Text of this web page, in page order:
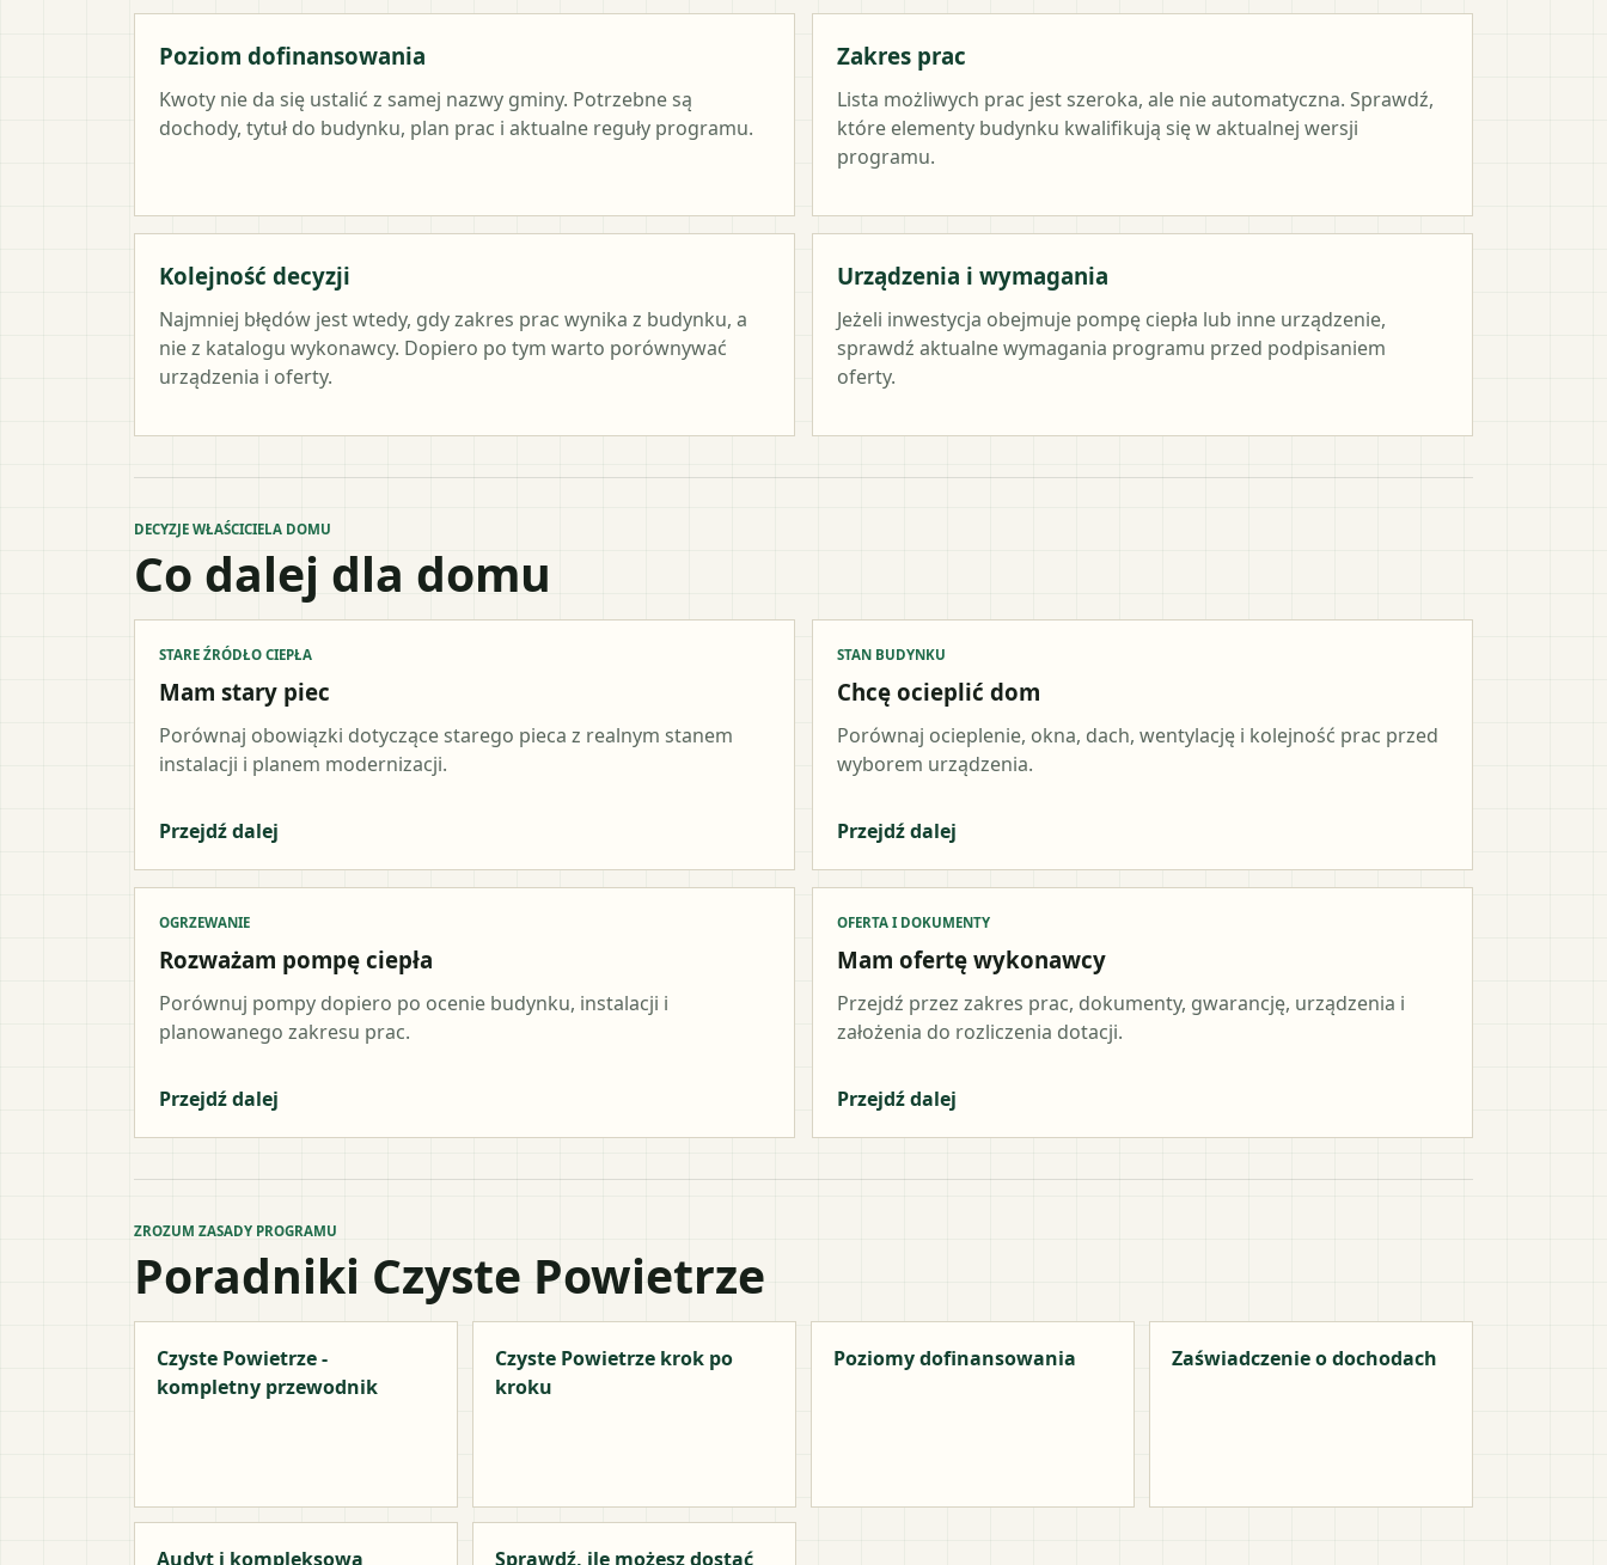
Poziom dofinansowania
Kwoty nie da się ustalić z samej nazwy gminy. Potrzebne są
dochody, tytuł do budynku, plan prac i aktualne reguły programu.
Zakres prac
Lista możliwych prac jest szeroka, ale nie automatyczna. Sprawdź,
które elementy budynku kwalifikują się w aktualnej wersji
programu.
Kolejność decyzji
Najmniej błędów jest wtedy, gdy zakres prac wynika z budynku, a
nie z katalogu wykonawcy. Dopiero po tym warto porównywać
urządzenia i oferty.
Urządzenia i wymagania
Jeżeli inwestycja obejmuje pompę ciepła lub inne urządzenie,
sprawdź aktualne wymagania programu przed podpisaniem
oferty.
DECYZJE WŁAŚCICIELA DOMU
Co dalej dla domu
STARE ŹRÓDŁO CIEPŁA
Mam stary piec
Porównaj obowiązki dotyczące starego pieca z realnym stanem
instalacji i planem modernizacji.
Przejdź dalej
STAN BUDYNKU
Chcę ocieplić dom
Porównaj ocieplenie, okna, dach, wentylację i kolejność prac przed
wyborem urządzenia.
Przejdź dalej
OGRZEWANIE
Rozważam pompę ciepła
Porównuj pompy dopiero po ocenie budynku, instalacji i
planowanego zakresu prac.
Przejdź dalej
OFERTA I DOKUMENTY
Mam ofertę wykonawcy
Przejdź przez zakres prac, dokumenty, gwarancję, urządzenia i
założenia do rozliczenia dotacji.
Przejdź dalej
ZROZUM ZASADY PROGRAMU
Poradniki Czyste Powietrze
Czyste Powietrze -
kompletny przewodnik
Czyste Powietrze krok po
kroku
Poziomy dofinansowania Zaświadczenie o dochodach
Audyt i kompleksowa Sprawdź, ile możesz dostać